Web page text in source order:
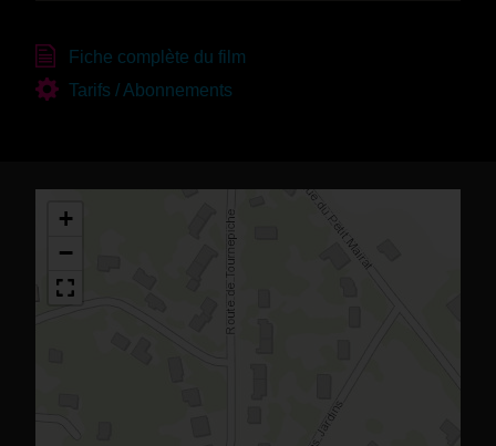
Fiche complète du film
Tarifs / Abonnements
+
−